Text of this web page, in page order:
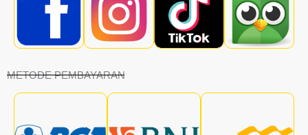
METODE PEMBAYARAN